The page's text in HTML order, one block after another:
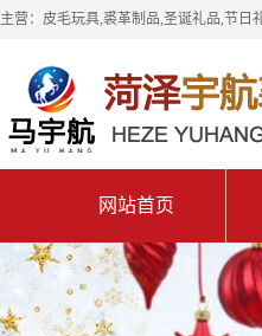
主营：皮毛玩具,裘革制品,圣诞礼品,节日
网站首页